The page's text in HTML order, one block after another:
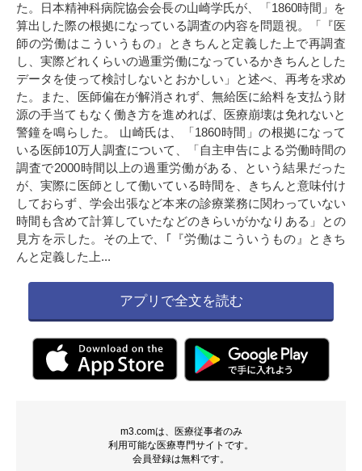
た。日本精神科病院協会会長の山崎学氏が、「1860時間」を
算出した際の根拠になっている調査の内容を問題視。「『医
師の労働はこういうもの』ときちんと定義した上で再調査
し、実際どれくらいの過重労働になっているかきちんとした
データを使って検討しないとおかしい」と述べ、再考を求め
た。また、医師偏在が解消されず、無給医に給料を支払う財
源の手当てもなく働き方を進めれば、医療崩壊は免れないと
警鐘を鳴らした。 山崎氏は、「1860時間」の根拠になって
いる医師10万人調査について、「自主申告による労働時間の
調査で2000時間以上の過重労働がある、という結果だった
が、実際に医師として働いている時間を、きちんと意味付け
しておらず、学会出張など本来の診療業務に関わっていない
時間も含めて計算していたなどのきらいがかなりある」との
見方を示した。その上で、｢『労働はこういうもの』ときち
んと定義した上...
アプリで全文を読む
m3.comは、医療従事者のみ
利用可能な医療専門サイトです。
会員登録は無料です。